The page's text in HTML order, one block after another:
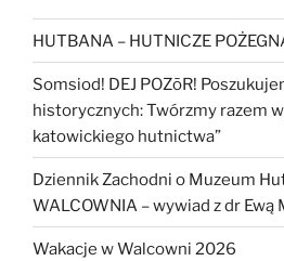
HUTBANA – HUTNICZE
Somsiod! DEJ POZōR!
historycznych: Twórzmy razem
katowickiego hutnictwa”
Dziennik Zachodni o Muzeum
WALCOWNIA – wywiad z dr Ewą
Wakacje w Walcowni 2026